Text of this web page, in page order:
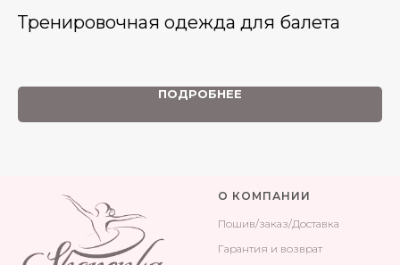
Тренировочная одежда для балета
ПОДРОБНЕЕ
О КОМПАНИИ
Пошив/заказ/Доставка
Гарантия и возврат